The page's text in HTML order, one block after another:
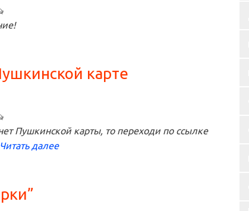
карте
Пушкинской карты, то переходи по ссылке
Читать далее